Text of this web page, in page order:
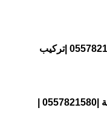
تركيب فورسيلنج في العين |0557821580 |تركيب